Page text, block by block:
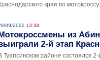
края по мотокроссу.
09/2022 13:38
Мотокроссмены из
2-й этап
Туапсинском районе состоялся